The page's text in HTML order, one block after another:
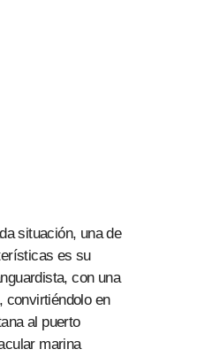
situación, una de
es su
con una
convirtiéndolo en
al puerto
marina